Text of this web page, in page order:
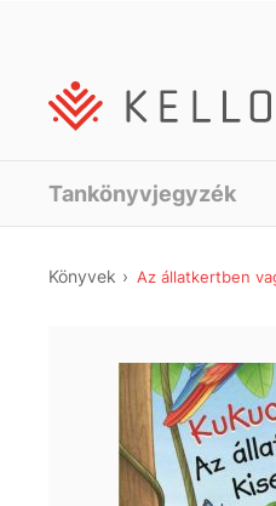
Tankönyvjegyzék
Könyvek Az állatkertben